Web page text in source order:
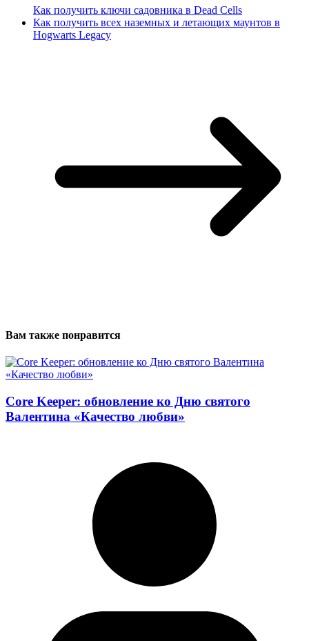
Как получить ключи садовника в Dead Cells
Как получить всех наземных и летающих маунтов в
Hogwarts Legacy
Вам также понравится
Core Keeper: обновление ко Дню святого
Валентина «Качество любви»